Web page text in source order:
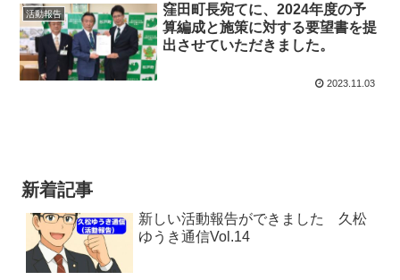
活動報告
窪田町長宛てに、2024年度の予
算編成と施策に対する要望書を提
出させていただきました。
2023.11.03
新着記事
新しい活動報告ができました 久松
ゆうき通信Vol.14